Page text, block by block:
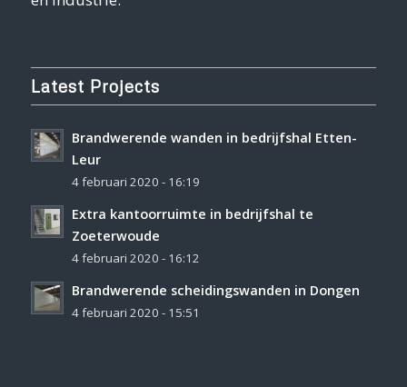
Latest Projects
Brandwerende wanden in bedrijfshal Etten-
Leur
4 februari 2020 - 16:19
Extra kantoorruimte in bedrijfshal te
Zoeterwoude
4 februari 2020 - 16:12
Brandwerende scheidingswanden in Dongen
4 februari 2020 - 15:51